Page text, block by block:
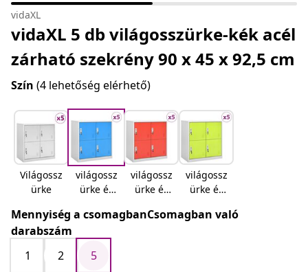
vidaXL
vidaXL 5 db világosszürke-kék acél
zárható szekrény 90 x 45 x 92,5 cm
Szín (4 lehetőség elérhető)
Világossz
ürke
világossz
ürke és
világossz
ürke és
világossz
ürke és
Mennyiség a csomagbanCsomagban való
darabszám
1
2
5